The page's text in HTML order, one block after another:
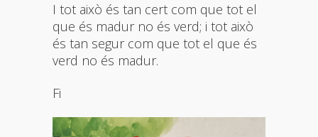
I tot això és tan cert com que tot el
que és madur no és verd; i tot això
és tan segur com que tot el que és
verd no és madur.
Fi